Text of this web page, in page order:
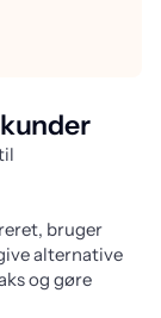
bruger
alternative
og gøre